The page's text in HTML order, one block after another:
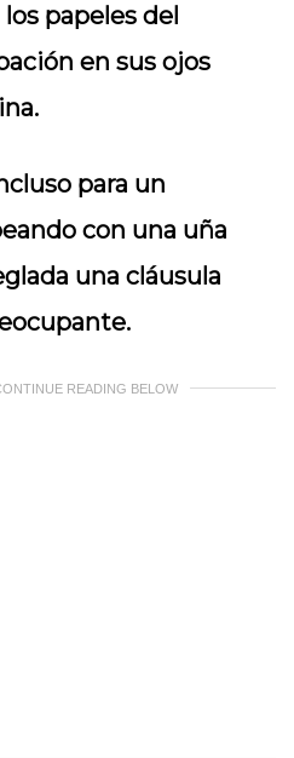
papeles del
en sus ojos
para un
con una uña
una cláusula
READING BELOW